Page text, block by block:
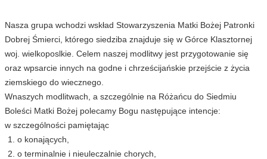
Nasza grupa wchodzi wskład Stowarzyszenia Matki Bożej Patronki
Dobrej Śmierci, którego siedziba znajduje się w Górce Klasztornej
woj. wielkoposlkie. Celem naszej modlitwy jest przygotowanie się
oraz wpsarcie innych na godne i chrześcijańskie przejście z życia
ziemskiego do wiecznego.
Wnaszych modlitwach, a szczególnie na Różańcu do Siedmiu
Boleści Matki Bożej polecamy Bogu następujące intencje:
w szczególności pamiętając
o konających,
o terminalnie i nieuleczalnie chorych,